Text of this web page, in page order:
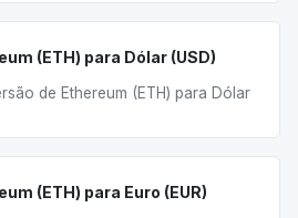
(ETH) para Dólar (USD)
de Ethereum (ETH) para Dólar
(ETH) para Euro (EUR)